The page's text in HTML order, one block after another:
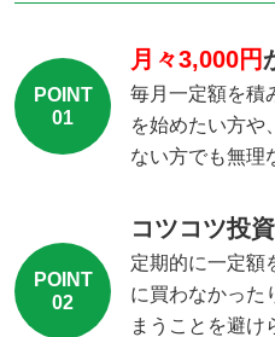
POINT
01
月々3,000円
毎月一定額を積
を始めたい方や
ない方でも無理
POINT
02
コツコツ投
定期的に一定額
に買わなかった
まうことを避け